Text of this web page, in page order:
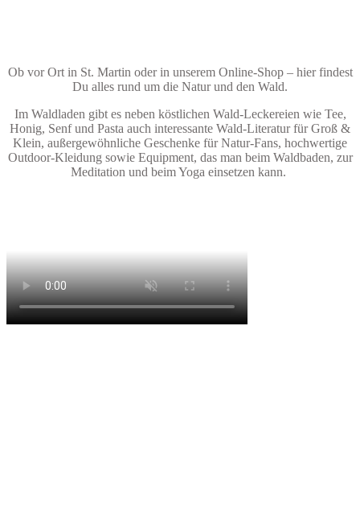
Ob vor Ort in St. Martin oder in unserem Online-Shop – hier findest
Du alles rund um die Natur und den Wald.
Im Waldladen gibt es neben köstlichen Wald-Leckereien wie Tee,
Honig, Senf und Pasta auch interessante Wald-Literatur für Groß &
Klein, außergewöhnliche Geschenke für Natur-Fans, hochwertige
Outdoor-Kleidung sowie Equipment, das man beim Waldbaden, zur
Meditation und beim Yoga einsetzen kann.